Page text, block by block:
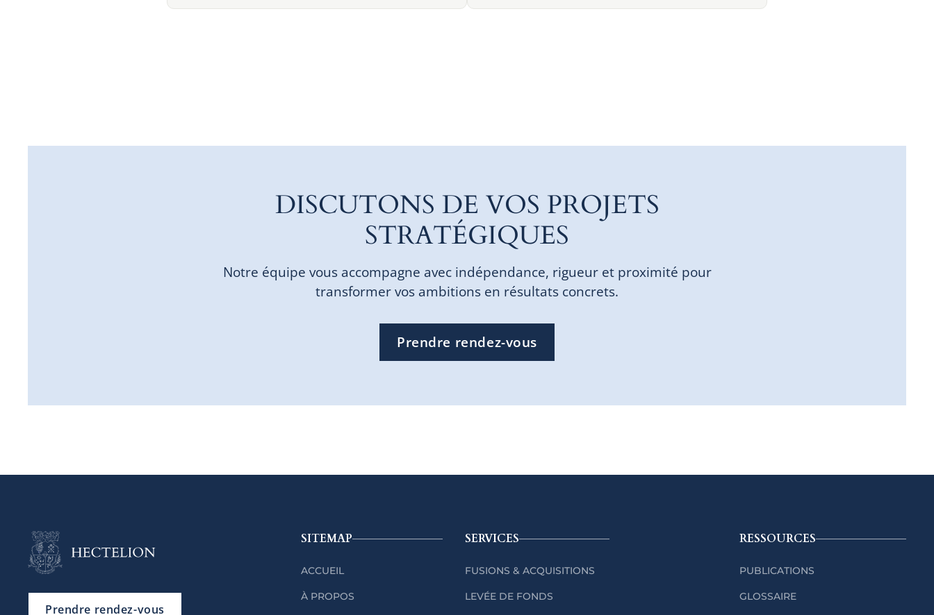
DISCUTONS DE VOS PROJETS
STRATÉGIQUES
Notre équipe vous accompagne avec indépendance, rigueur et proximité pour
transformer vos ambitions en résultats concrets.
Prendre rendez-vous
Prendre rendez-vous
SITEMAP
ACCUEIL
À PROPOS
SERVICES
FUSIONS & ACQUISITIONS
LEVÉE DE FONDS
RESSOURCES
PUBLICATIONS
GLOSSAIRE